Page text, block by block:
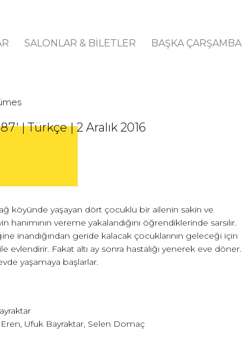
SALONLAR & BİLETLER BAŞKA ÇARŞAMBA
| Türkçe | 2 Aralık 2016
köyünde yaşayan dört çocuklu bir ailenin sakin ve
hanımının vereme yakalandığını öğrendiklerinde sarsılır.
inandığından geride kalacak çocuklarının geleceği için
ile evlendirir. Fakat altı ay sonra hastalığı yenerek eve döner.
yaşamaya başlarlar.
Ufuk Bayraktar, Selen Domaç